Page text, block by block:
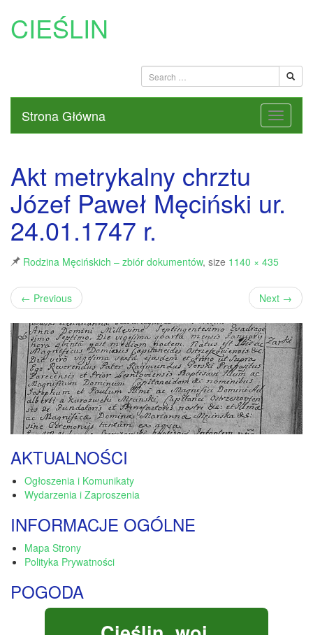
CIEŚLIN
Strona Główna
Akt metrykalny chrztu
Józef Paweł Męciński ur.
24.01.1747 r.
Rodzina Męcińskich – zbiór dokumentów, size 1140 × 435
← Previous Next →
AKTUALNOŚCI
Ogłoszenia i Komunikaty
Wydarzenia i Zaproszenia
INFORMACJE OGÓLNE
Mapa Strony
Polityka Prywatności
POGODA